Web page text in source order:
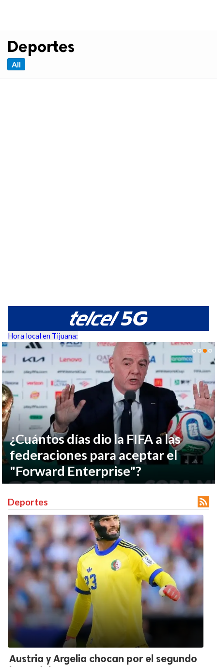
Deportes
All
Hora local en Tijuana:
¿Cuántos días dio la FIFA a las
federaciones para aceptar el
"Forward Enterprise"?
Deportes 
Austria y Argelia chocan por el segundo